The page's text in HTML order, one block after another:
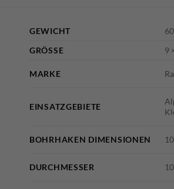
GEWICHT
GRÖSSE
9
MARKE
EINSATZGEBIETE
BOHRHAKEN DIMENSIONEN
DURCHMESSER